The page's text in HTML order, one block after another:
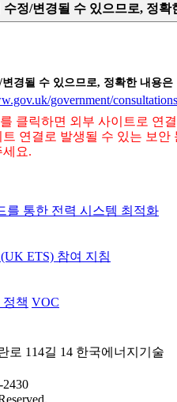
정/변경될 수 있으므로, 정
경될 수 있으므로, 정확한 내용
government/
클릭하면 외부 사이트로 연
연결로 발생될 수 있는 보
세요.
를 통한 전력 시스템 최적화
ETS) 참여 지침
책 VOC
로 114길 14 한국에너지기술
2430